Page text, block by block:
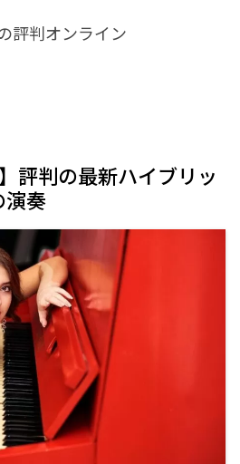
評判オンライン
評判の最新ハイブリッ
演奏